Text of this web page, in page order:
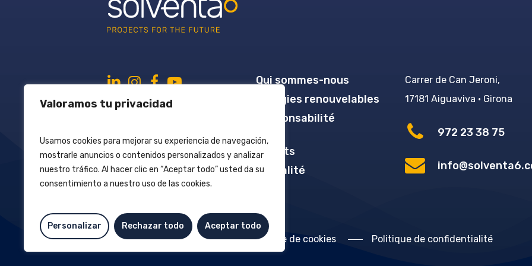
Valoramos tu privacidad
Usamos cookies para mejorar su experiencia de navegación,
mostrarle anuncios o contenidos personalizados y analizar
nuestro tráfico. Al hacer clic en “Aceptar todo” usted da su
consentimiento a nuestro uso de las cookies.
Personalizar Rechazar todo Aceptar todo
Qui sommes-nous
Énergies renouvelables
Responsabilité
Projets
Actualité
Carrer de Can Jeroni,
17181 Aiguaviva · Girona
972 23 38 75
Mentions légales Politique de cookies Politique de confidentialité